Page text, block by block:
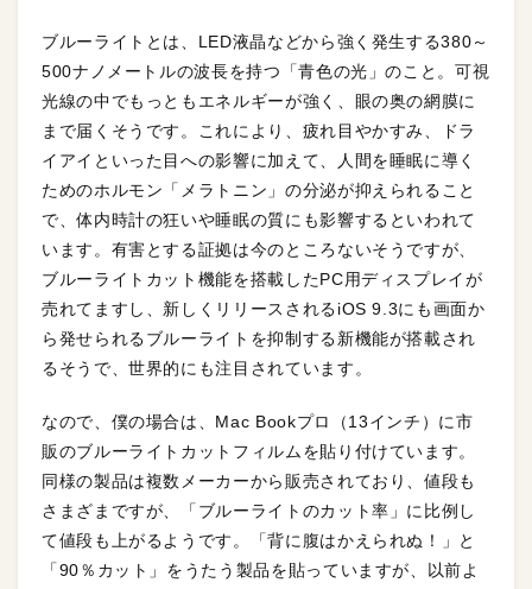
ブルーライトとは、LED液晶などから強く発生する380～
500ナノメートルの波長を持つ「青色の光」のこと。可視
光線の中でもっともエネルギーが強く、眼の奥の網膜に
まで届くそうです。これにより、疲れ目やかすみ、ドラ
イアイといった目への影響に加えて、人間を睡眠に導く
ためのホルモン「メラトニン」の分泌が抑えられること
で、体内時計の狂いや睡眠の質にも影響するといわれて
います。有害とする証拠は今のところないそうですが、
ブルーライトカット機能を搭載したPC用ディスプレイが
売れてますし、新しくリリースされるiOS 9.3にも画面か
ら発せられるブルーライトを抑制する新機能が搭載され
るそうで、世界的にも注目されています。
なので、僕の場合は、Mac Bookプロ（13インチ）に市
販のブルーライトカットフィルムを貼り付けています。
同様の製品は複数メーカーから販売されており、値段も
さまざまですが、「ブルーライトのカット率」に比例し
て値段も上がるようです。「背に腹はかえられぬ！」と
「90％カット」をうたう製品を貼っていますが、以前よ